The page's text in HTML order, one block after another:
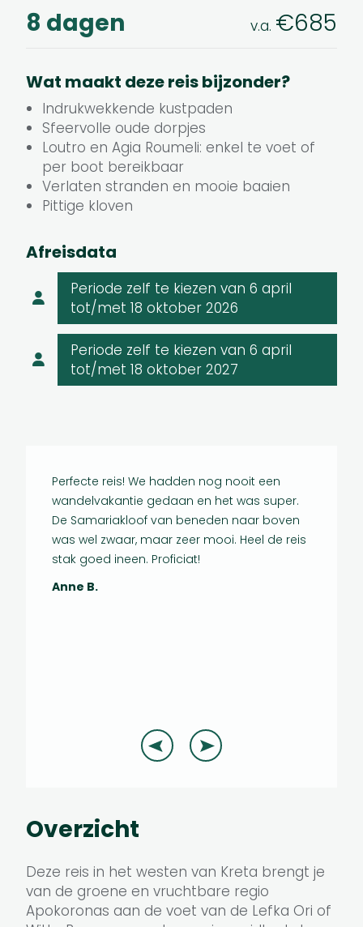
8 dagen v.a. €685
Wat maakt deze reis bijzonder?
Indrukwekkende kustpaden
Sfeervolle oude dorpjes
Loutro en Agia Roumeli: enkel te voet of
per boot bereikbaar
Verlaten stranden en mooie baaien
Pittige kloven
Afreisdata
Periode zelf te kiezen van 6 april
tot/met 18 oktober 2026
Periode zelf te kiezen van 6 april
tot/met 18 oktober 2027
Perfecte reis! We hadden nog nooit een
wandelvakantie gedaan en het was super.
De Samariakloof van beneden naar boven
was wel zwaar, maar zeer mooi. Heel de reis
stak goed ineen. Proficiat!
Anne B.
Overzicht
Deze reis in het westen van Kreta brengt je
van de groene en vruchtbare regio
Apokoronas aan de voet van de Lefka Ori of